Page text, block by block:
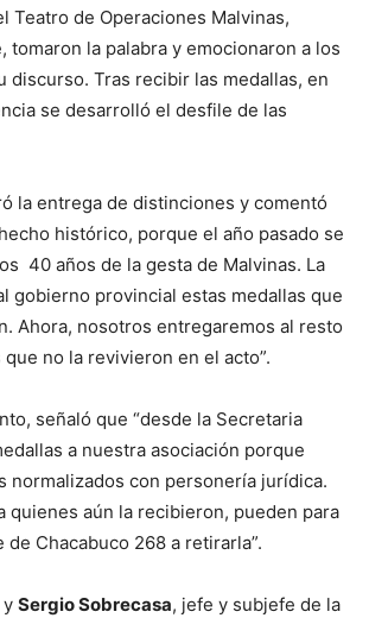
Teatro de Operaciones Malvinas,
tomaron la palabra y emocionaron a los
discurso. Tras recibir las medallas, en
se desarrolló el desfile de las
la entrega de distinciones y comentó
histórico, porque el año pasado se
40 años de la gesta de Malvinas. La
gobierno provincial estas medallas que
Ahora, nosotros entregaremos al resto
no la revivieron en el acto”.
señaló que “desde la Secretaria
a nuestra asociación porque
normalizados con personería jurídica.
quienes aún la recibieron, pueden para
Chacabuco 268 a retirarla”.
y Sergio Sobrecasa, jefe y subjefe de la